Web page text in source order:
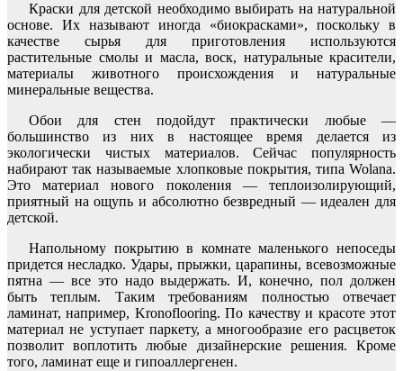
Краски для детской необходимо выбирать на натуральной
основе. Их называют иногда «биокрасками», поскольку в
качестве сырья для приготовления используются
растительные смолы и масла, воск, натуральные красители,
материалы животного происхождения и натуральные
минеральные вещества.
Обои для стен подойдут практически любые —
большинство из них в настоящее время делается из
экологически чистых материалов. Сейчас популярность
набирают так называемые хлопковые покрытия, типа Wolana.
Это материал нового поколения — теплоизолирующий,
приятный на ощупь и абсолютно безвредный — идеален для
детской.
Напольному покрытию в комнате маленького непоседы
придется несладко. Удары, прыжки, царапины, всевозможные
пятна — все это надо выдержать. И, конечно, пол должен
быть теплым. Таким требованиям полностью отвечает
ламинат, например, Kronoflooring. По качеству и красоте этот
материал не уступает паркету, а многообразие его расцветок
позволит воплотить любые дизайнерские решения. Кроме
того, ламинат еще и гипоаллергенен.